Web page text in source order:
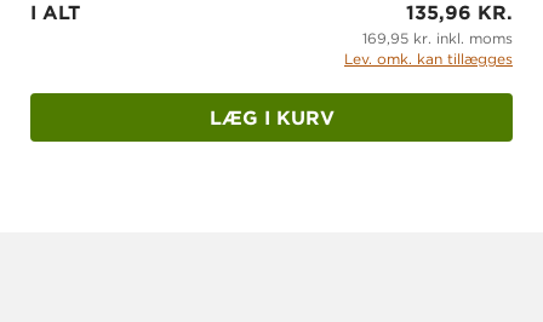
I ALT 135,96 KR.
169,95 kr. inkl. moms
Lev. omk. kan tillægges
LÆG I KURV